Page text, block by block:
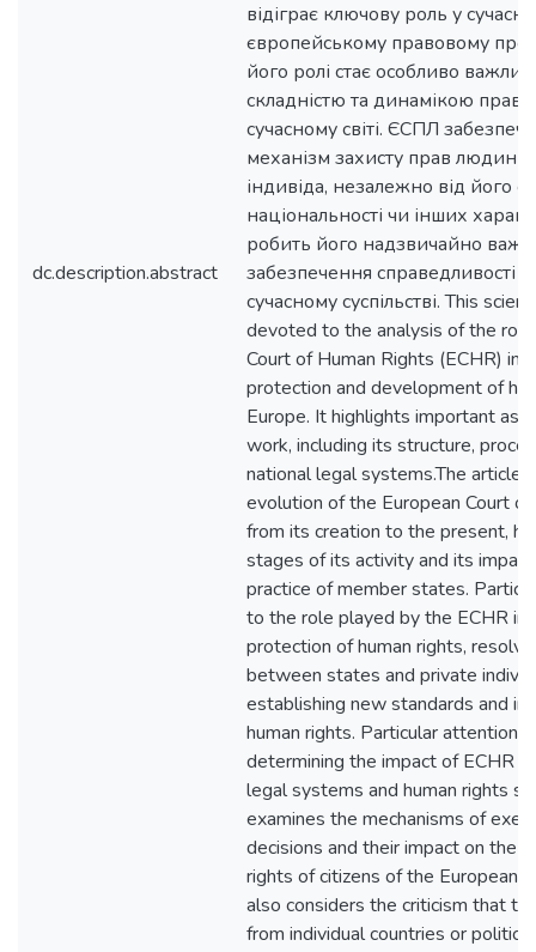
dc.description.abstract
відіграє ключову роль у
європейському правовому
його ролі стає особливо
складністю та динамікою
сучасному світі. ЄСПЛ
механізм захисту прав
індивіда, незалежно від його
національності чи інших
робить його надзвичайно
забезпечення справедливості
сучасному суспільстві. This
devoted to the analysis of the
Court of Human Rights (ECHR) in
protection and development of
Europe. It highlights important
work, including its structure,
national legal systems.The article
evolution of the European Court
from its creation to the present,
stages of its activity and its
practice of member states.
to the role played by the ECHR in
protection of human rights,
between states and private
establishing new standards and
human rights. Particular attention
determining the impact of ECHR
legal systems and human rights
examines the mechanisms of
decisions and their impact on the
rights of citizens of the European
also considers the criticism that
from individual countries or